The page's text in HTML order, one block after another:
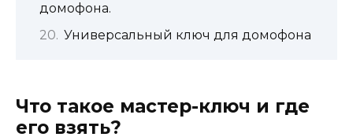
домофона.
Универсальный ключ для домофона
Что такое мастер-ключ и где
его взять?